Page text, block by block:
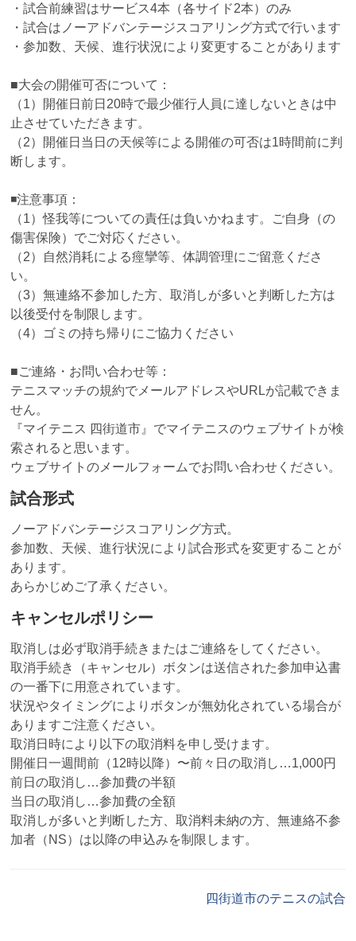
・試合前練習はサービス4本（各サイド2本）のみ
・試合はノーアドバンテージスコアリング方式で行います
・参加数、天候、進行状況により変更することがあります
■大会の開催可否について：
（1）開催日前日20時で最少催行人員に達しないときは中
止させていただきます。
（2）開催日当日の天候等による開催の可否は1時間前に判
断します。
◾️注意事項：
（1）怪我等についての責任は負いかねます。ご自身（の
傷害保険）でご対応ください。
（2）自然消耗による痙攣等、体調管理にご留意くださ
い。
（3）無連絡不参加した方、取消しが多いと判断した方は
以後受付を制限します。
（4）ゴミの持ち帰りにご協力ください
■ご連絡・お問い合わせ等：
テニスマッチの規約でメールアドレスやURLが記載できま
せん。
『マイテニス 四街道市』でマイテニスのウェブサイトが検
索されると思います。
ウェブサイトのメールフォームでお問い合わせください。
試合形式
ノーアドバンテージスコアリング方式。
参加数、天候、進行状況により試合形式を変更することが
あります。
あらかじめご了承ください。
キャンセルポリシー
取消しは必ず取消手続きまたはご連絡をしてください。
取消手続き（キャンセル）ボタンは送信された参加申込書
の一番下に用意されています。
状況やタイミングによりボタンが無効化されている場合が
ありますご注意ください。
取消日時により以下の取消料を申し受けます。
開催日一週間前（12時以降）〜前々日の取消し…1,000円
前日の取消し…参加費の半額
当日の取消し…参加費の全額
取消しが多いと判断した方、取消料未納の方、無連絡不参
加者（NS）は以降の申込みを制限します。
四街道市のテニスの試合